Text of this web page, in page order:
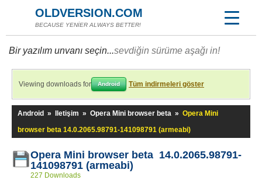
OLDVERSION.COM
BECAUSE YENİER ALWAYS BETTER!
Bir yazılım unvanı seçin...sevdiğin sürüme aşağı in!
Viewing downloads for Android Tüm indirmeleri göster
Android » Iletişim » Opera Mini browser beta » Opera Mini
browser beta 14.0.2065.98791-141098791 (armeabi)
Opera Mini browser beta 14.0.2065.98791-
141098791 (armeabi)
227 Downloads